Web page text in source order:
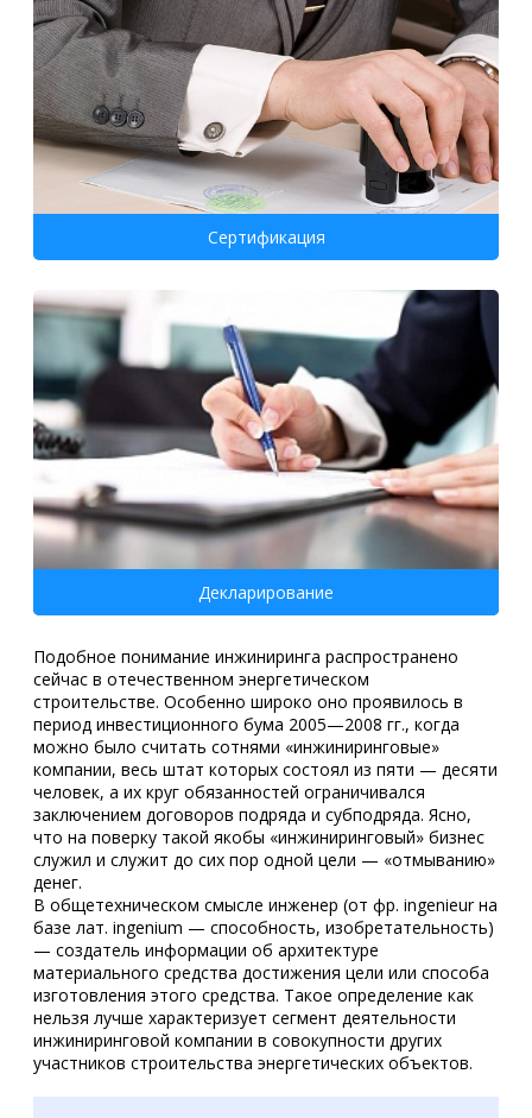
Сертификация
Декларирование
Подобное понимание инжиниринга распространено
сейчас в отечественном энергетическом
строительстве. Особенно широко оно проявилось в
период инвестиционного бума 2005—2008 гг., когда
можно было считать сотнями «инжиниринговые»
компании, весь штат которых состоял из пяти — десяти
человек, а их круг обязанностей ограничивался
заключением договоров подряда и субподряда. Ясно,
что на поверку такой якобы «инжиниринговый» бизнес
служил и служит до сих пор одной цели — «отмыванию»
денег.
В общетехническом смысле инженер (от фр. ingenieur на
базе лат. ingenium — способность, изобретательность)
— создатель информации об архитектуре
материального средства достижения цели или способа
изготовления этого средства. Такое определение как
нельзя лучше характеризует сегмент деятельности
инжиниринговой компании в совокупности других
участников строительства энергетических объектов.